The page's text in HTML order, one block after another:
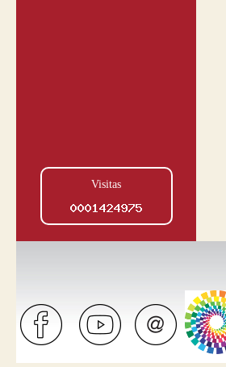
Visitas